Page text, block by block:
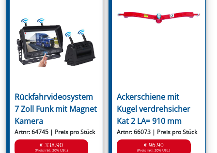
Rückfahrvideosystem
7 Zoll Funk mit Magnet
Kamera
Artnr: 64745 | Preis pro Stück
€ 338.90
(Preis inkl. 20% USt.)
Ackerschiene mit
Kugel verdrehsicher
Kat 2 LA= 910 mm
Artnr: 66073 | Preis pro Stück
€ 96.90
(Preis inkl. 20% USt.)